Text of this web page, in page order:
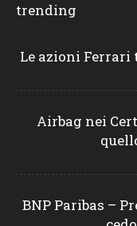
trending
Le azioni
Airbag nei
BNP Paribas –